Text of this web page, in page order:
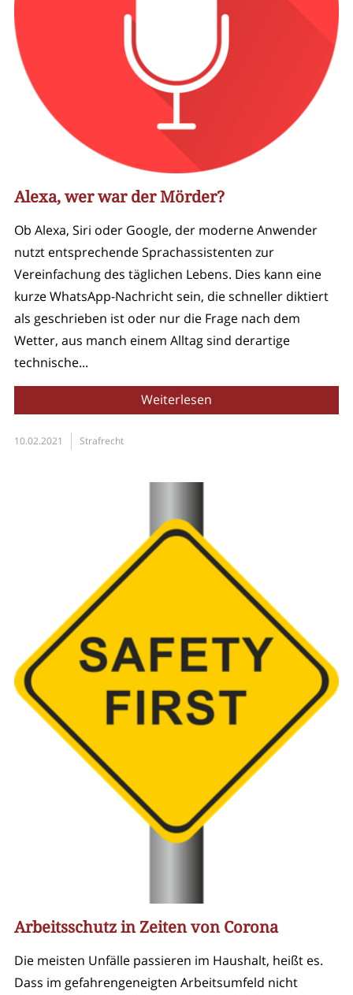
Alexa, wer war der Mörder?
Ob Alexa, Siri oder Google, der moderne Anwender
nutzt entsprechende Sprachassistenten zur
Vereinfachung des täglichen Lebens. Dies kann eine
kurze WhatsApp-Nachricht sein, die schneller diktiert
als geschrieben ist oder nur die Frage nach dem
Wetter, aus manch einem Alltag sind derartige
technische...
Weiterlesen
10.02.2021 Strafrecht
Arbeitsschutz in Zeiten von Corona
Die meisten Unfälle passieren im Haushalt, heißt es.
Dass im gefahrengeneigten Arbeitsumfeld nicht